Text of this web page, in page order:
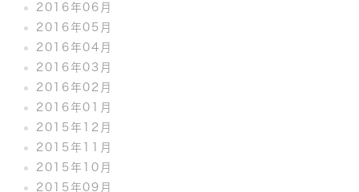
2016年06月
2016年05月
2016年04月
2016年03月
2016年02月
2016年01月
2015年12月
2015年11月
2015年10月
2015年09月